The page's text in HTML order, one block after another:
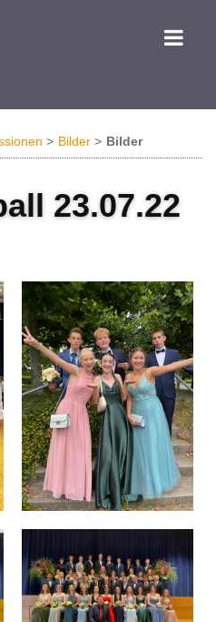
Bilder Bilder
23.07.22